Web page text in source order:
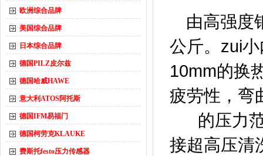
欧洲综合品牌
美国综合品牌
日本综合品牌
德国PILZ皮尔兹
德国哈威HAWE
意大利ATOS阿托斯
德国IFM易福门
德国柯劳克KLAUKE
费斯托festo压力传感器
由高强度
公斤。zui
10mm的换
疲劳性，弯
的压力
接超高压清